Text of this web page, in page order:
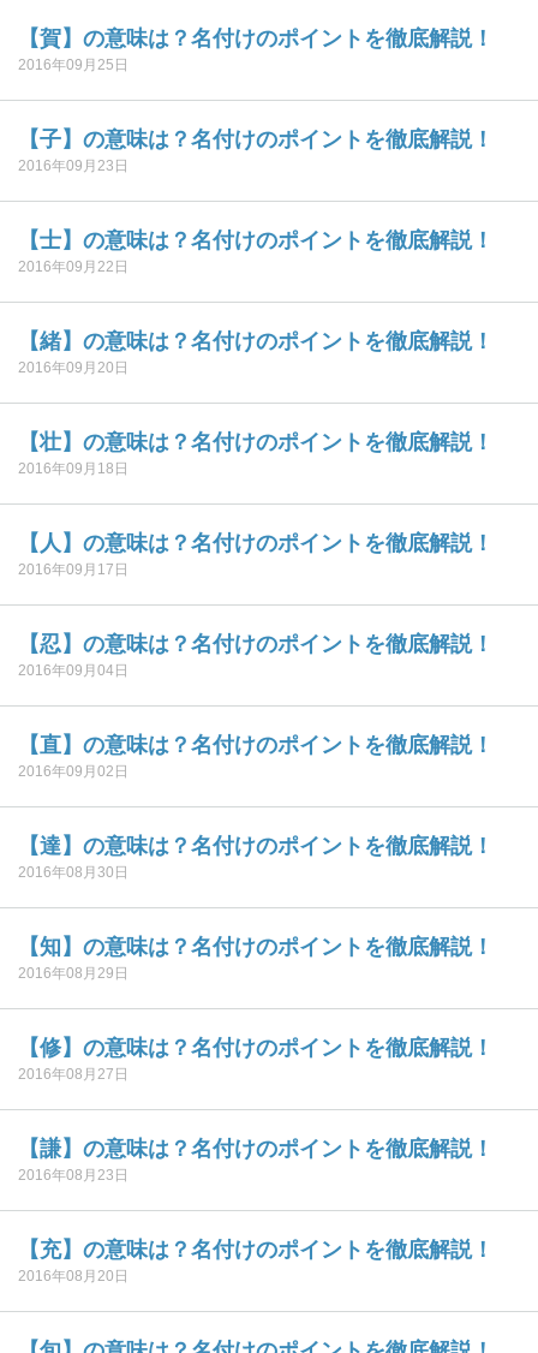
【賀】の意味は？名付けのポイントを徹底解説！
2016年09月25日
【子】の意味は？名付けのポイントを徹底解説！
2016年09月23日
【士】の意味は？名付けのポイントを徹底解説！
2016年09月22日
【緒】の意味は？名付けのポイントを徹底解説！
2016年09月20日
【壮】の意味は？名付けのポイントを徹底解説！
2016年09月18日
【人】の意味は？名付けのポイントを徹底解説！
2016年09月17日
【忍】の意味は？名付けのポイントを徹底解説！
2016年09月04日
【直】の意味は？名付けのポイントを徹底解説！
2016年09月02日
【達】の意味は？名付けのポイントを徹底解説！
2016年08月30日
【知】の意味は？名付けのポイントを徹底解説！
2016年08月29日
【修】の意味は？名付けのポイントを徹底解説！
2016年08月27日
【謙】の意味は？名付けのポイントを徹底解説！
2016年08月23日
【充】の意味は？名付けのポイントを徹底解説！
2016年08月20日